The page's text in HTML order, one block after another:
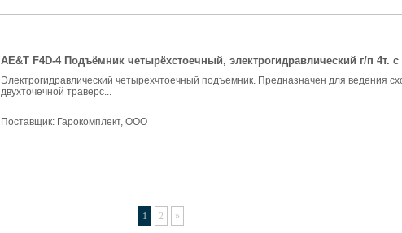
AE&T F4D-4 Подъёмник четырёхстоечный, электрогидравлический г/п 4т.
Электрогидравлический четырехчтоечный подъемник. Предназначен для ведения
двухточечной траверс...
Поставщик: Гарокомплект, ООО
1 2 »